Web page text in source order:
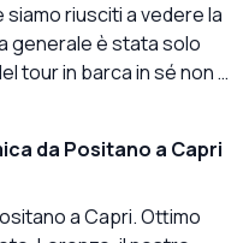
riusciti a vedere la
generale è stata solo
tour in barca in sé non è
vedrete, ma in realtà
il nostro skipper
silenzioso). Mentre
da Positano a Capri
a Capri. Ottimo